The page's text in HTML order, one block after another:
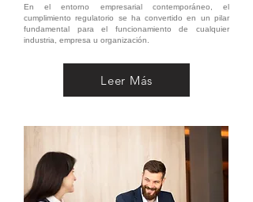
En el entorno empresarial contemporáneo, el
cumplimiento regulatorio se ha convertido en un pilar
fundamental para el funcionamiento de cualquier
industria, empresa u organización.
Leer Más